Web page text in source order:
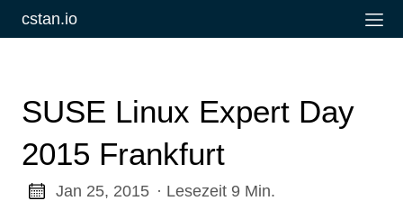
cstan.io
SUSE Linux Expert Day
2015 Frankfurt
Jan 25, 2015 · Lesezeit 9 Min.